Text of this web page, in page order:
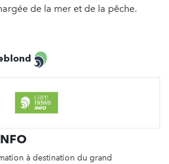
de la mer et de la pêche.
à destination du grand